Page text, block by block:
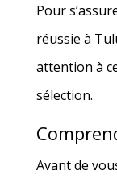
Pour
réussie à
attention à
sélection.
Avant de